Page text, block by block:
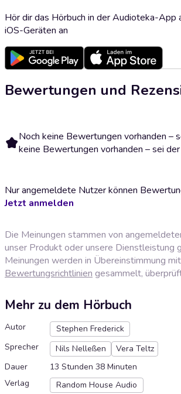
Hör dir das Hörbuch in der Audioteka-App
iOS-Geräten an
Bewertungen und
Noch keine Bewertungen vorhanden –
keine Bewertungen vorhanden – sei
Nur angemeldete Nutzer können
Jetzt anmelden
Die Meinungen stammen von
unser Produkt oder unsere Dienstleistung
Meinungen werden in Übereinstimmung
Bewertungsrichtlinien gesammelt,
Mehr zu dem Hörbuch
Autor
Stephen Frederick
Sprecher
Nils Nelleßen
Vera Teltz
Dauer
13 Stunden 38 Minuten
Verlag
Random House Audio